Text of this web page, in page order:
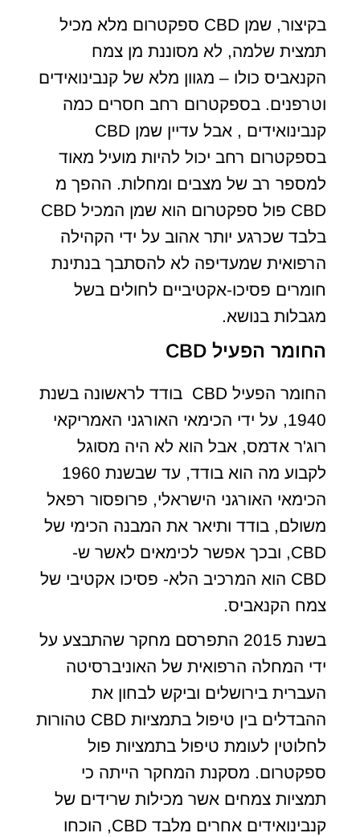
בקיצור, שמן CBD ספקטרום מלא מכיל
תמצית שלמה, לא מסוננת מן צמח
הקנאביס כולו – מגוון מלא של קנבינואידים
וטרפנים. בספקטרום רחב חסרים כמה
קנבינואידים , אבל עדיין שמן CBD
בספקטרום רחב יכול להיות מועיל מאוד
למספר רב של מצבים ומחלות. ההפך מ
CBD פול ספקטרום הוא שמן המכיל CBD
בלבד שכרגע יותר אהוב על ידי הקהילה
הרפואית שמעדיפה לא להסתבך בנתינת
חומרים פסיכו-אקטיביים לחולים בשל
מגבלות בנושא.
החומר הפעיל CBD
החומר הפעיל CBD בודד לראשונה בשנת
1940, על ידי הכימאי האורגני האמריקאי
רוג'ר אדמס, אבל הוא לא היה מסוגל
לקבוע מה הוא בודד, עד שבשנת 1960
הכימאי האורגני הישראלי, פרופסור רפאל
משולם, בודד ותיאר את המבנה הכימי של
CBD, ובכך אפשר לכימאים לאשר ש-
CBD הוא המרכיב הלא- פסיכו אקטיבי של
צמח הקנאביס.
בשנת 2015 התפרסם מחקר שהתבצע על
ידי המחלה הרפואית של האוניברסיטה
העברית בירושלים וביקש לבחון את
ההבדלים בין טיפול בתמציות CBD טהורות
לחלוטין לעומת טיפול בתמציות פול
ספקטרום. מסקנת המחקר הייתה כי
תמציות צמחים אשר מכילות שרידים של
קנבינואידים אחרים מלבד CBD, הוכחו